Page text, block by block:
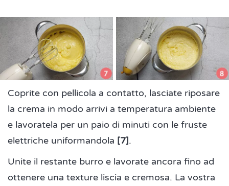
Coprite con pellicola a contatto, lasciate riposare
la crema in modo arrivi a temperatura ambiente
e lavoratela per un paio di minuti con le fruste
elettriche uniformandola [7].
Unite il restante burro e lavorate ancora fino ad
ottenere una texture liscia e cremosa. La vostra